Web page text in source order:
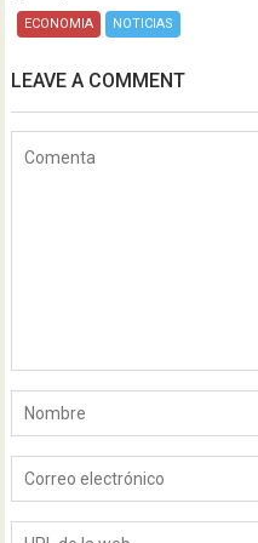
ECONOMIA NOTICIAS
LEAVE A COMMENT